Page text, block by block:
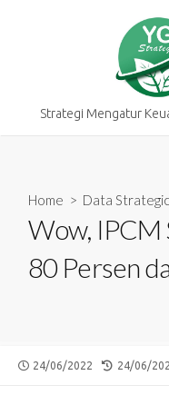
Strategi Mengatur
Home > Data Strategic
Wow, IPCM
80 Persen
PUBLISHED
24/06/2022
LAST
24/06/